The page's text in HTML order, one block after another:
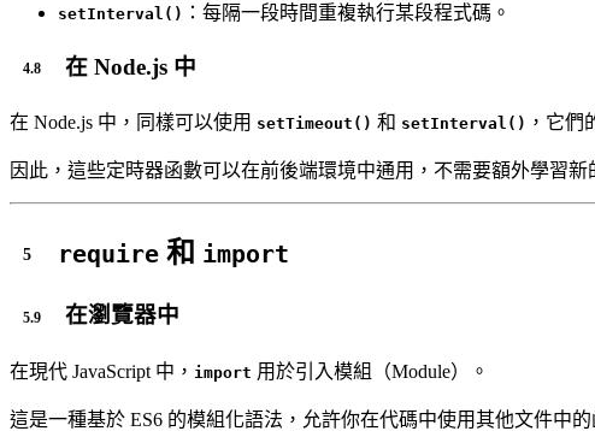
setInterval() ：每隔一段時間重複執行某段程式碼。
在 Node.js 中
在 Node.js 中，同樣可以使用 setTimeout() 和 setInterval() ，它們
因此，這些定時器函數可以在前後端環境中通用，不需要額外學習新
require 和 import
在瀏覽器中
在現代 JavaScript 中， import 用於引入模組（Module）。
這是一種基於 ES6 的模組化語法，允許你在代碼中使用其他文件中的